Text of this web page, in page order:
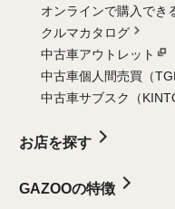
オンラインで購入でき
クルマカタログ
中古車アウトレット
中古車個人間売買（
中古車サブスク（
お店を探す
GAZOOの特徴